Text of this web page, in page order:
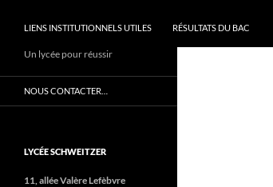
LIENS INSTITUTIONNELS UTILES RÉSULTATS DU BAC
Un lycée pour réussir
NOUS CONTACTER…
LYCÉE SCHWEITZER
11, allée Valère Lefèbvre